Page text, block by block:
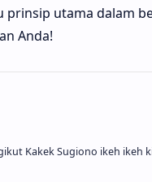
prinsip utama dalam
Anda!
Kakek Sugiono ikeh ikeh